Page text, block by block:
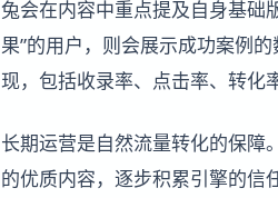
兔会在内容中重点提及自身基础
果”的用户，则会展示成功案例
现，包括收录率、点击率、转化
长期运营是自然流量转化的保障
的优质内容，逐步积累引擎的信